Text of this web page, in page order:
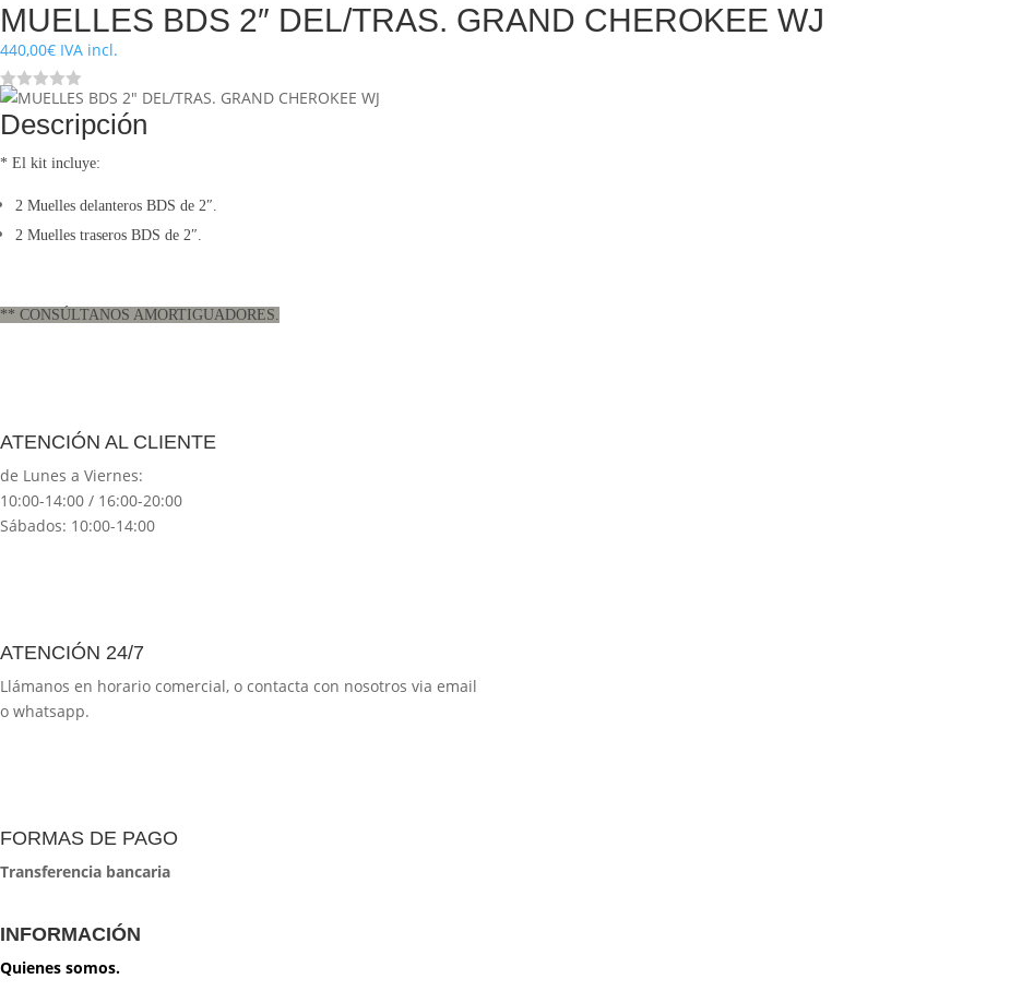
MUELLES BDS 2″ DEL/TRAS. GRAND CHEROKEE WJ
440,00€ IVA incl.
Descripción
* El kit incluye:
2 Muelles delanteros BDS de 2″.
2 Muelles traseros BDS de 2″.
** CONSÚLTANOS AMORTIGUADORES.
ATENCIÓN AL CLIENTE
de Lunes a Viernes:
10:00-14:00 / 16:00-20:00
Sábados: 10:00-14:00
ATENCIÓN 24/7
Llámanos en horario comercial, o contacta con nosotros via email
o whatsapp.
FORMAS DE PAGO
Transferencia bancaria
INFORMACIÓN
Quienes somos.